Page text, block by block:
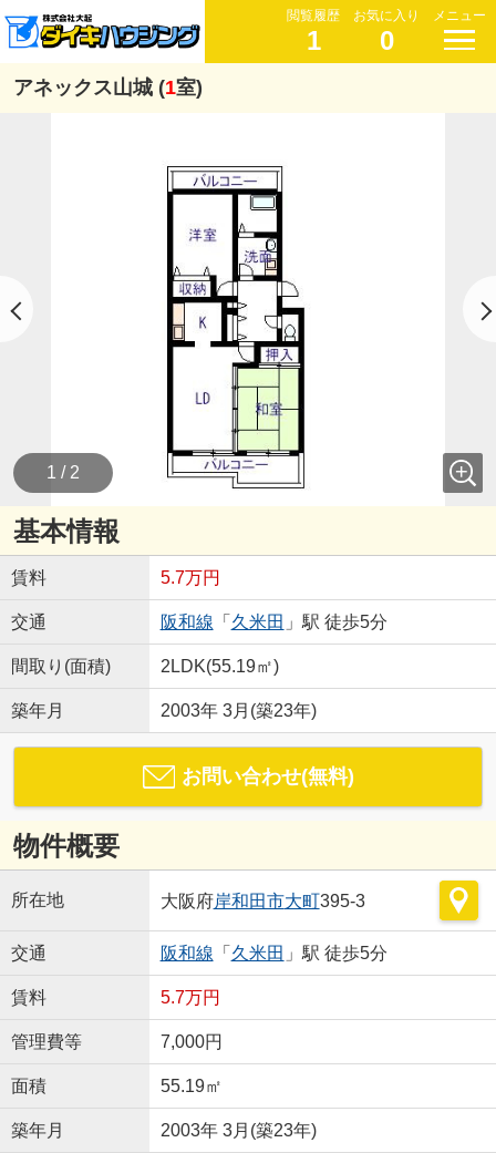
閲覧履歴
1
お気に入り
0
メニュー
アネックス山城 (1室)
1 / 2
基本情報
賃料 5.7万円
交通 阪和線 「 久米田 」駅 徒歩5分
間取り(面積) 2LDK(55.19㎡)
築年月 2003年 3月(築23年)
お問い合わせ(無料)
物件概要
所在地 大阪府岸和田市大町395-3
交通 阪和線 「 久米田 」駅 徒歩5分
賃料 5.7万円
管理費等 7,000円
面積 55.19㎡
築年月 2003年 3月(築23年)